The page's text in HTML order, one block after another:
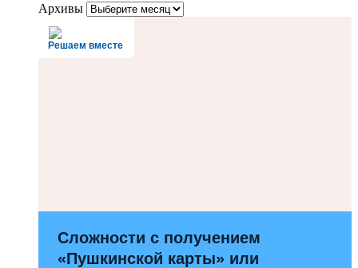
Архивы
Решаем вместе
Сложности с получением
«Пушкинской карты» или